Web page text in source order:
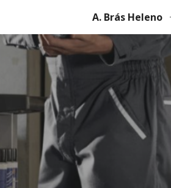
A. Brás Heleno